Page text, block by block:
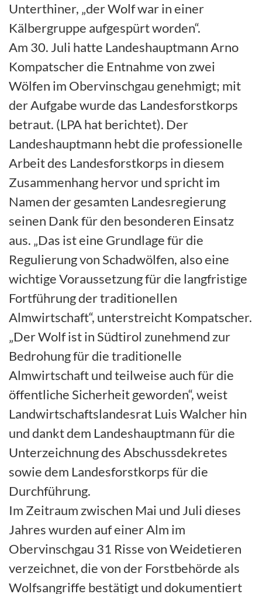
Unterthiner, „der Wolf war in einer
Kälbergruppe aufgespürt worden“.
Am 30. Juli hatte Landeshauptmann Arno
Kompatscher die Entnahme von zwei
Wölfen im Obervinschgau genehmigt; mit
der Aufgabe wurde das Landesforstkorps
betraut. (LPA hat berichtet). Der
Landeshauptmann hebt die professionelle
Arbeit des Landesforstkorps in diesem
Zusammenhang hervor und spricht im
Namen der gesamten Landesregierung
seinen Dank für den besonderen Einsatz
aus. „Das ist eine Grundlage für die
Regulierung von Schadwölfen, also eine
wichtige Voraussetzung für die langfristige
Fortführung der traditionellen
Almwirtschaft“, unterstreicht Kompatscher.
„Der Wolf ist in Südtirol zunehmend zur
Bedrohung für die traditionelle
Almwirtschaft und teilweise auch für die
öffentliche Sicherheit geworden“, weist
Landwirtschaftslandesrat Luis Walcher hin
und dankt dem Landeshauptmann für die
Unterzeichnung des Abschussdekretes
sowie dem Landesforstkorps für die
Durchführung.
Im Zeitraum zwischen Mai und Juli dieses
Jahres wurden auf einer Alm im
Obervinschgau 31 Risse von Weidetieren
verzeichnet, die von der Forstbehörde als
Wolfsangriffe bestätigt und dokumentiert